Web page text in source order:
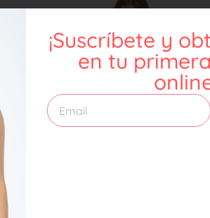
¡Suscríbete y
en tu